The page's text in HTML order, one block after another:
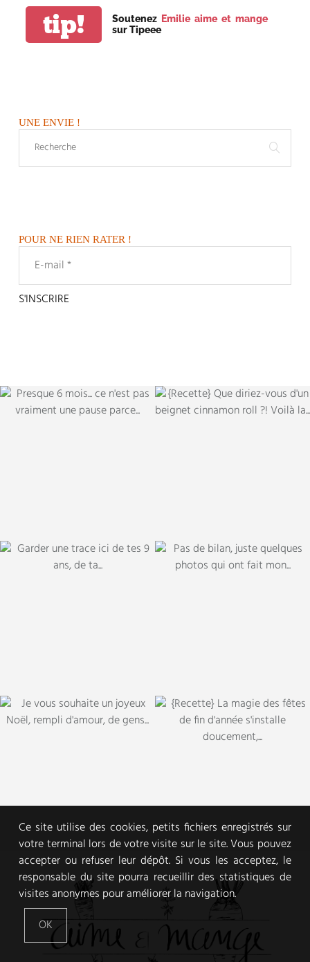
tip! Soutenez Emilie aime et mange
sur Tipeee
UNE ENVIE !
POUR NE RIEN RATER !
Ce site utilise des cookies, petits fichiers enregistrés sur
votre terminal lors de votre visite sur le site. Vous pouvez
accepter ou refuser leur dépôt. Si vous les acceptez, le
responsable du site pourra recueillir des statistiques de
visites anonymes pour améliorer la navigation.
OK